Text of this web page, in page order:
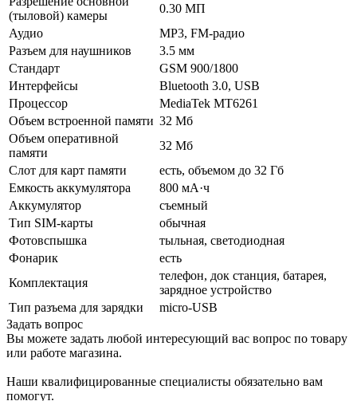
(тыловой) камеры
0.30 МП
Аудио
MP3, FM-радио
Разъем для наушников
3.5 мм
Стандарт
GSM 900/1800
Интерфейсы
Bluetooth 3.0, USB
Процессор
MediaTek MT6261
Объем встроенной памяти 32 Мб
Объем оперативной
памяти
32 Мб
Слот для карт памяти
есть, объемом до 32 Гб
Емкость аккумулятора
800 мА·ч
Аккумулятор
съемный
Тип SIM-карты
обычная
Фотовспышка
тыльная, светодиодная
Фонарик
есть
Комплектация
телефон, док станция, батарея,
зарядное устройство
Тип разъема для зарядки
micro-USB
Задать вопрос
Вы можете задать любой интересующий вас вопрос по товару
или работе магазина.
Наши квалифицированные специалисты обязательно вам
помогут.